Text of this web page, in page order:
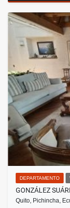
DEPARTAMENTO
GONZÁLEZ
Quito, Pichincha,